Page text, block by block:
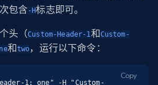
包含-H标志即可。
头（Custom-Header-1和Custom-
和two，运行以下命令：
1: one" -H "Custom-
Copy